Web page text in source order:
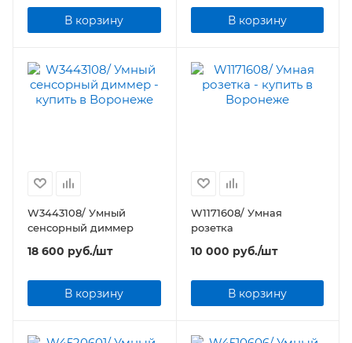
В корзину В корзину
W3443108/ Умный
сенсорный диммер
18 600 руб./шт
В корзину
W1171608/ Умная
розетка
10 000 руб./шт
В корзину